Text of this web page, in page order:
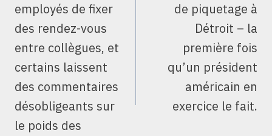
employés de fixer
des rendez-vous
entre collègues, et
certains laissent
des commentaires
désobligeants sur
le poids des
de piquetage à
Détroit – la
première fois
qu’un président
américain en
exercice le fait.